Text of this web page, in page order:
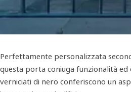
Perfettamente personalizzata
questa porta coniuga funzionalità
verniciati di nero conferiscono un